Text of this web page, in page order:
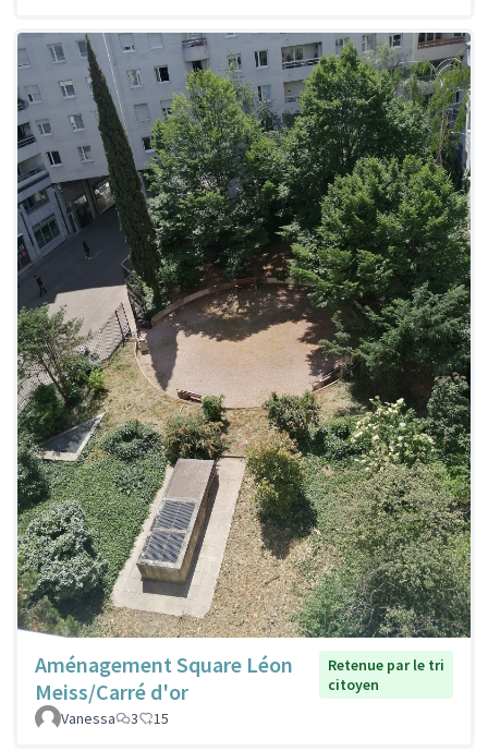
Aménagement Square Léon
Meiss/Carré d'or
Retenue par le tri
citoyen
Vanessa
3 15